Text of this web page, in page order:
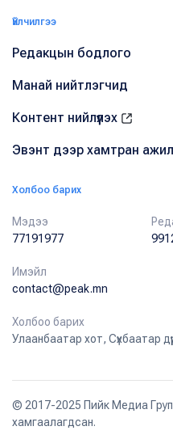
Үйлчилгээ
Редакцын бодлого
Манай нийтлэгчид
Контент нийлүүлэх
Эвэнт дээр хамтран
Холбоо барих
Мэдээ
77191977
Имэйл
contact@peak.mn
Холбоо барих
Улаанбаатар хот, Сүхбаатар
© 2017-2025 Пийк Медиа Групп
хамгаалагдсан.